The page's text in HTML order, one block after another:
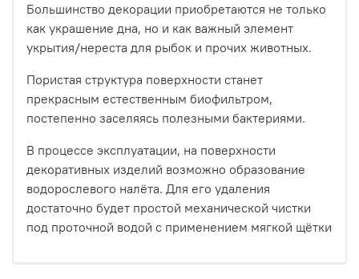
Большинство декорации приобретаются не только
как украшение дна, но и как важный элемент
укрытия/нереста для рыбок и прочих животных.
Пористая структура поверхности станет
прекрасным естественным биофильтром,
постепенно заселяясь полезными бактериями.
В процессе эксплуатации, на поверхности
декоративных изделий возможно образование
водорослевого налёта. Для его удаления
достаточно будет простой механической чистки
под проточной водой с применением мягкой щётки